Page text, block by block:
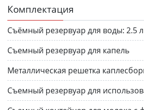
Комплектация
Съёмный резервуар для воды: 2.5 л
Съемный резервуар для капель
Металлическая решетка
Съемный резервуар для